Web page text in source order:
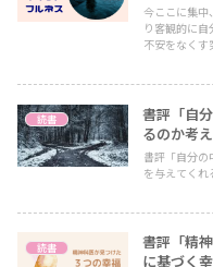
今ここに集中
り客観的に自
不安をなくす
読書
書評「自
るのか考
書評「自分
を与えてくれ
読書
書評「精
に基づく